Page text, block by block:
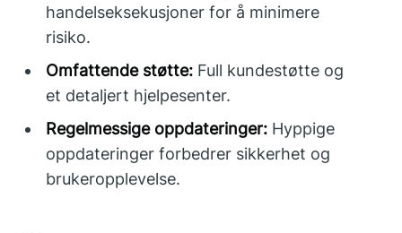
handelseksekusjoner for å minimere
risiko.
Omfattende støtte: Full kundestøtte og
et detaljert hjelpesenter.
Regelmessige oppdateringer: Hyppige
oppdateringer forbedrer sikkerhet og
brukeropplevelse.